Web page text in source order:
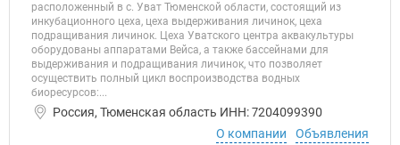
расположенный в с. Уват Тюменской области, состоящий из
инкубационного цеха, цеха выдерживания личинок, цеха
подращивания личинок. Цеха Уватского центра аквакультуры
оборудованы аппаратами Вейса, а также бассейнами для
выдерживания и подращивания личинок, что позволяет
осуществить полный цикл воспроизводства водных
биоресурсов:...
Россия, Тюменская область ИНН: 7204099390
О компании
Объявления